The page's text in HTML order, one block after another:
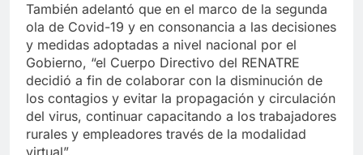
También adelantó que en el marco de la segunda
ola de Covid-19 y en consonancia a las decisiones
y medidas adoptadas a nivel nacional por el
Gobierno, “el Cuerpo Directivo del RENATRE
decidió a fin de colaborar con la disminución de
los contagios y evitar la propagación y circulación
del virus, continuar capacitando a los trabajadores
rurales y empleadores través de la modalidad